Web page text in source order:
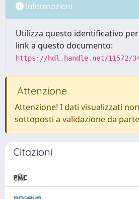
Informazioni
Utilizza questo identificativo
link a questo documento:
https://hdl.handle.net/11572/
Attenzione
Attenzione! I dati visualizzati
sottoposti a validazione da
Citazioni